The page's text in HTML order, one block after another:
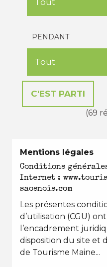
PENDANT
(69
Mentions légales
Conditions
Internet :
saosnois.com
Les présentes
d’utilisation (CGU)
l’encadrement
disposition du site et
de Tourisme Maine...